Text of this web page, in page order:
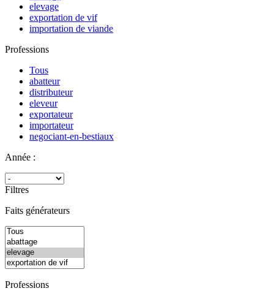
elevage
exportation de vif
importation de viande
Professions
Tous
abatteur
distributeur
eleveur
exportateur
importateur
negociant-en-bestiaux
Année :
Filtres
Faits générateurs
Professions